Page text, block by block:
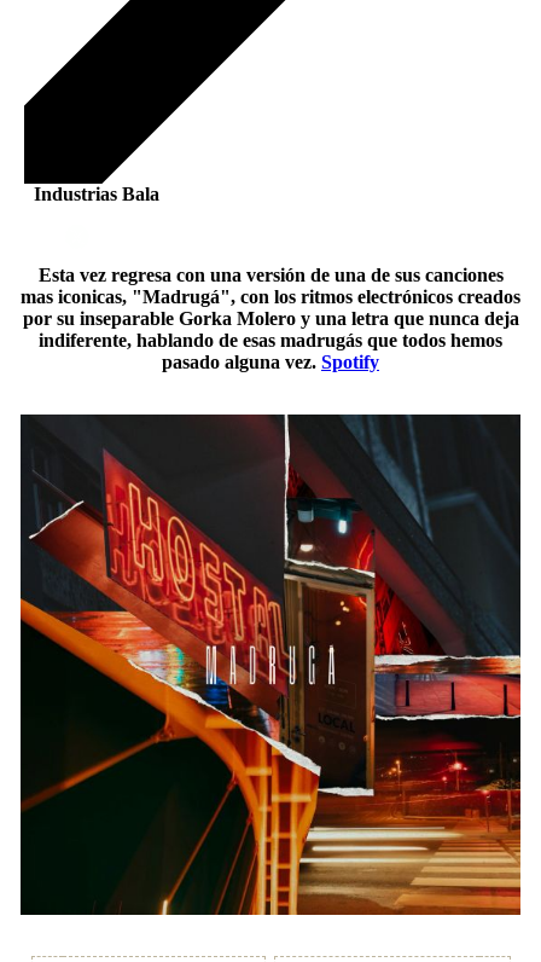
Industrias Bala
Esta vez regresa con una versión de una de sus canciones
mas iconicas, "Madrugá", con los ritmos electrónicos creados
por su inseparable Gorka Molero y una letra que nunca deja
indiferente, hablando de esas madrugás que todos hemos
pasado alguna vez. Spotify